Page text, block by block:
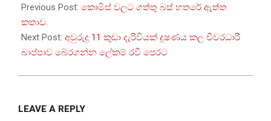
05-
08
Previous Post: කොමිස් වලට ගත්තු බස් හතරේ ඇත්ත
කතාව.
Next Post: අවුරුදු 11 කුඩා දැරිවියක් දූෂණය කල චීවරධාරී
බාප්පාව බේරගන්න ලේකම් රවී පෙරට
LEAVE A REPLY